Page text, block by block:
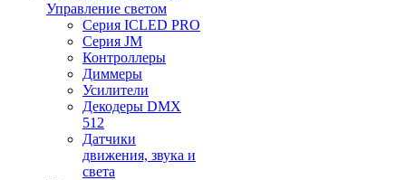
Управление светом
Серия ICLED PRO
Серия JM
Контроллеры
Диммеры
Усилители
Декодеры DMX
512
Датчики
движения, звука и
света